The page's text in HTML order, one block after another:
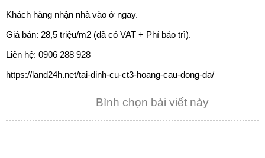
Khách hàng nhận nhà vào ở ngay.
Giá bán: 28,5 triệu/m2 (đã có VAT + Phí bảo trì).
Liên hệ: 0906 288 928
https://land24h.net/tai-dinh-cu-ct3-hoang-cau-dong-da/
Bình chọn bài viết này